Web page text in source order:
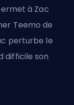
à Zac
Teemo de
perturbe le
difficile son